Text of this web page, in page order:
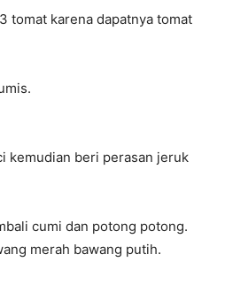
tomat karena dapatnya tomat
kemudian beri perasan jeruk
cumi dan potong potong.
merah bawang putih.